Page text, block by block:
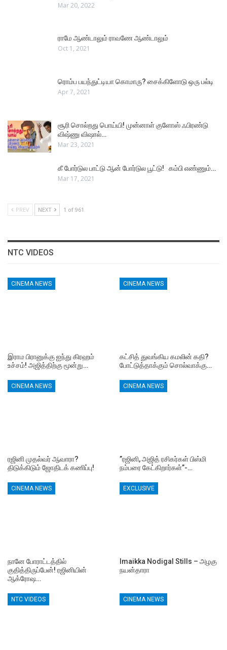
Mar 20, 2022
ராமே ஆண்டாலும் ராவணே ஆண்டாலும்
Oct 1, 2021
ரொம்ப பயந்துட்டியா கொமாரு? சைக்கிளோடு ஒரு பல்டி
Apr 7, 2021
சூரி சொல்றது பொய்யி! முன்னாள் குளோஸ் ஃபிரண்டு
விஷ்ணு விஷால்…
Mar 23, 2021
கீ போர்டுல பாட்டு ஆன் போர்டுல பூட்டு! கம்பி எண்ணும்…
Mar 17, 2021
PREV NEXT 1 of 961
NTC VIDEOS
CINEMA NEWS
இராம பிரானுக்கு ஐந்து கிரஹம்
உச்சம்! அஜித்திற்கு மூன்று…
CINEMA NEWS
கட்சித் துவங்கிய கமலின் கதி?
போட்டுத்தாக்கும் சொல்வாக்கு…
CINEMA NEWS
ரஜினி முதல்வர் ஆவாரா?
திடுக்கிடும் ஜோதிடக் கணிப்பு!
CINEMA NEWS
”ரஜினி, அஜித் ரசிகர்கள் பிஸ்மி
நம்பரை கேட்கிறார்கள்”-…
CINEMA NEWS
நானே போராட்டத்தில்
குதித்திருப்பேன்! ரஜினியின்
ஆக்ரோஷ…
EXCLUSIVE
Imaikka Nodigal Stills – அழகு
நயன்தாரா
NTC VIDEOS CINEMA NEWS